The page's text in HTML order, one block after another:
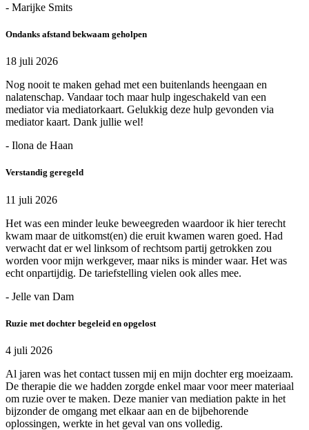
- Marijke Smits
Ondanks afstand bekwaam geholpen
18 juli 2026
Nog nooit te maken gehad met een buitenlands heengaan en
nalatenschap. Vandaar toch maar hulp ingeschakeld van een
mediator via mediatorkaart. Gelukkig deze hulp gevonden via
mediator kaart. Dank jullie wel!
- Ilona de Haan
Verstandig geregeld
11 juli 2026
Het was een minder leuke beweegreden waardoor ik hier terecht
kwam maar de uitkomst(en) die eruit kwamen waren goed. Had
verwacht dat er wel linksom of rechtsom partij getrokken zou
worden voor mijn werkgever, maar niks is minder waar. Het was
echt onpartijdig. De tariefstelling vielen ook alles mee.
- Jelle van Dam
Ruzie met dochter begeleid en opgelost
4 juli 2026
Al jaren was het contact tussen mij en mijn dochter erg moeizaam.
De therapie die we hadden zorgde enkel maar voor meer materiaal
om ruzie over te maken. Deze manier van mediation pakte in het
bijzonder de omgang met elkaar aan en de bijbehorende
oplossingen, werkte in het geval van ons volledig.